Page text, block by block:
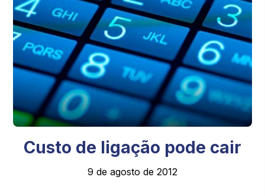
Custo de ligação pode cair
9 de agosto de 2012